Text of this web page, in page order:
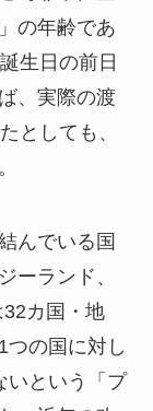
の年齢であ
生日の前日
、実際の渡
としても、
んでいる国
ーランド、
カ国・地
つの国に対し
いという「プ